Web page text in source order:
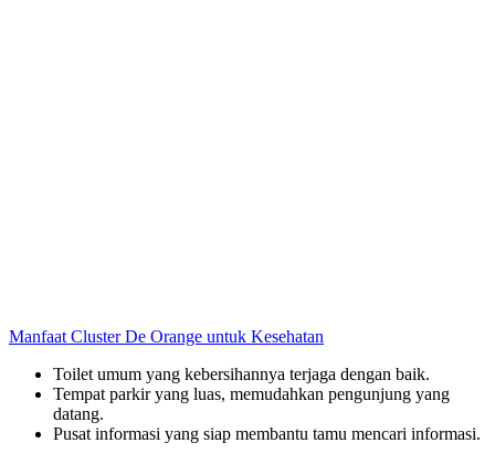
Manfaat Cluster De Orange untuk Kesehatan
Toilet umum yang kebersihannya terjaga dengan baik.
Tempat parkir yang luas, memudahkan pengunjung yang
datang.
Pusat informasi yang siap membantu tamu mencari informasi.